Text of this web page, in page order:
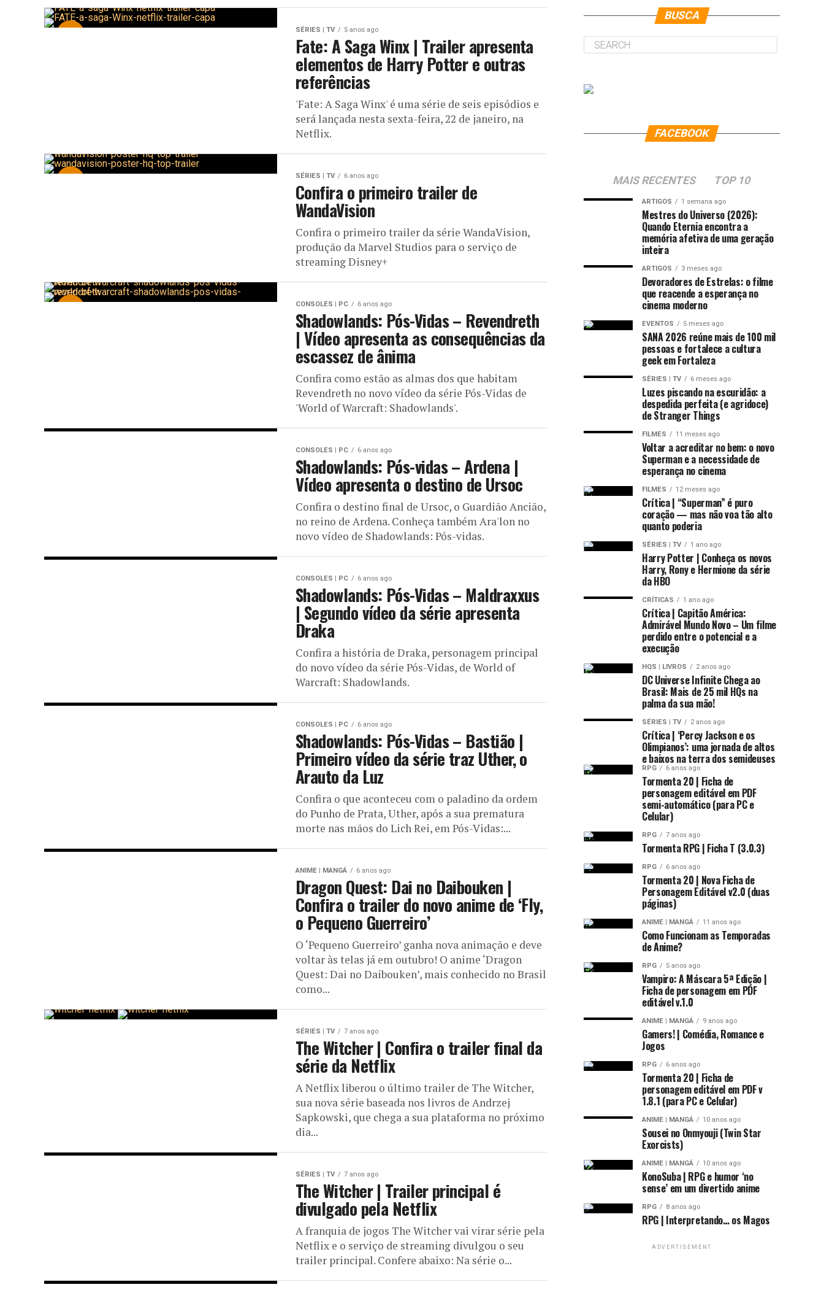
SÉRIES | TV 5 anos ago
Fate: A Saga Winx | Trailer apresenta
elementos de Harry Potter e outras
referências
'Fate: A Saga Winx' é uma série de seis episódios e
será lançada nesta sexta-feira, 22 de janeiro, na
Netflix.
SÉRIES | TV 6 anos ago
Confira o primeiro trailer de
WandaVision
Confira o primeiro trailer da série WandaVision,
produção da Marvel Studios para o serviço de
streaming Disney+
CONSOLES | PC 6 anos ago
Shadowlands: Pós-Vidas – Revendreth
| Vídeo apresenta as consequências da
escassez de ânima
Confira como estão as almas dos que habitam
Revendreth no novo vídeo da série Pós-Vidas de
'World of Warcraft: Shadowlands'.
CONSOLES | PC 6 anos ago
Shadowlands: Pós-vidas – Ardena |
Vídeo apresenta o destino de Ursoc
Confira o destino final de Ursoc, o Guardião Ancião,
no reino de Ardena. Conheça também Ara'lon no
novo vídeo de Shadowlands: Pós-vidas.
CONSOLES | PC 6 anos ago
Shadowlands: Pós-Vidas – Maldraxxus
| Segundo vídeo da série apresenta
Draka
Confira a história de Draka, personagem principal
do novo vídeo da série Pós-Vidas, de World of
Warcraft: Shadowlands.
CONSOLES | PC 6 anos ago
Shadowlands: Pós-Vidas – Bastião |
Primeiro vídeo da série traz Uther, o
Arauto da Luz
Confira o que aconteceu com o paladino da ordem
do Punho de Prata, Uther, após a sua prematura
morte nas mãos do Lich Rei, em Pós-Vidas:...
ANIME | MANGÁ 6 anos ago
Dragon Quest: Dai no Daibouken |
Confira o trailer do novo anime de ‘Fly,
o Pequeno Guerreiro’
O ‘Pequeno Guerreiro’ ganha nova animação e deve
voltar às telas já em outubro! O anime ‘Dragon
Quest: Dai no Daibouken’, mais conhecido no Brasil
como...
SÉRIES | TV 7 anos ago
The Witcher | Confira o trailer final da
série da Netflix
A Netflix liberou o último trailer de The Witcher,
sua nova série baseada nos livros de Andrzej
Sapkowski, que chega a sua plataforma no próximo
dia...
SÉRIES | TV 7 anos ago
The Witcher | Trailer principal é
divulgado pela Netflix
A franquia de jogos The Witcher vai virar série pela
Netflix e o serviço de streaming divulgou o seu
trailer principal. Confere abaixo: Na série o...
BUSCA
FACEBOOK
MAIS RECENTES TOP 10
ARTIGOS 1 semana ago
Mestres do Universo (2026):
Quando Eternia encontra a
memória afetiva de uma geração
inteira
ARTIGOS 3 meses ago
Devoradores de Estrelas: o filme
que reacende a esperança no
cinema moderno
EVENTOS 5 meses ago
SANA 2026 reúne mais de 100 mil
pessoas e fortalece a cultura
geek em Fortaleza
SÉRIES | TV 6 meses ago
Luzes piscando na escuridão: a
despedida perfeita (e agridoce)
de Stranger Things
FILMES 11 meses ago
Voltar a acreditar no bem: o novo
Superman e a necessidade de
esperança no cinema
FILMES 12 meses ago
Crítica | “Superman” é puro
coração — mas não voa tão alto
quanto poderia
SÉRIES | TV 1 ano ago
Harry Potter | Conheça os novos
Harry, Rony e Hermione da série
da HBO
CRÍTICAS 1 ano ago
Crítica | Capitão América:
Admirável Mundo Novo – Um filme
perdido entre o potencial e a
execução
HQS | LIVROS 2 anos ago
DC Universe Infinite Chega ao
Brasil: Mais de 25 mil HQs na
palma da sua mão!
SÉRIES | TV 2 anos ago
Crítica | ‘Percy Jackson e os
Olimpianos’: uma jornada de altos
e baixos na terra dos semideuses
RPG 6 anos ago
Tormenta 20 | Ficha de
personagem editável em PDF
semi-automático (para PC e
Celular)
RPG 7 anos ago
Tormenta RPG | Ficha T (3.0.3)
RPG 6 anos ago
Tormenta 20 | Nova Ficha de
Personagem Editável v2.0 (duas
páginas)
ANIME | MANGÁ 11 anos ago
Como Funcionam as Temporadas
de Anime?
RPG 5 anos ago
Vampiro: A Máscara 5ª Edição |
Ficha de personagem em PDF
editável v.1.0
ANIME | MANGÁ 9 anos ago
Gamers! | Comédia, Romance e
Jogos
RPG 6 anos ago
Tormenta 20 | Ficha de
personagem editável em PDF v
1.8.1 (para PC e Celular)
ANIME | MANGÁ 10 anos ago
Sousei no Onmyouji (Twin Star
Exorcists)
ANIME | MANGÁ 10 anos ago
KonoSuba | RPG e humor ‘no
sense’ em um divertido anime
RPG 8 anos ago
RPG | Interpretando… os Magos
ADVERTISEMENT